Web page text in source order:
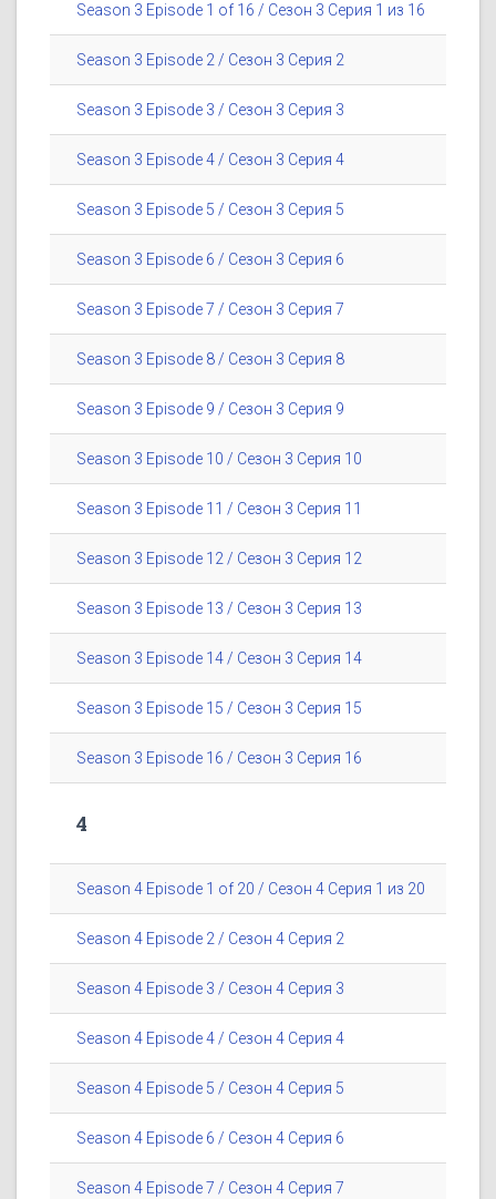
Season 3 Episode 1 of 16 / Сезон 3 Серия 1 из 16
Season 3 Episode 2 / Сезон 3 Серия 2
Season 3 Episode 3 / Сезон 3 Серия 3
Season 3 Episode 4 / Сезон 3 Серия 4
Season 3 Episode 5 / Сезон 3 Серия 5
Season 3 Episode 6 / Сезон 3 Серия 6
Season 3 Episode 7 / Сезон 3 Серия 7
Season 3 Episode 8 / Сезон 3 Серия 8
Season 3 Episode 9 / Сезон 3 Серия 9
Season 3 Episode 10 / Сезон 3 Серия 10
Season 3 Episode 11 / Сезон 3 Серия 11
Season 3 Episode 12 / Сезон 3 Серия 12
Season 3 Episode 13 / Сезон 3 Серия 13
Season 3 Episode 14 / Сезон 3 Серия 14
Season 3 Episode 15 / Сезон 3 Серия 15
Season 3 Episode 16 / Сезон 3 Серия 16
4
Season 4 Episode 1 of 20 / Сезон 4 Серия 1 из 20
Season 4 Episode 2 / Сезон 4 Серия 2
Season 4 Episode 3 / Сезон 4 Серия 3
Season 4 Episode 4 / Сезон 4 Серия 4
Season 4 Episode 5 / Сезон 4 Серия 5
Season 4 Episode 6 / Сезон 4 Серия 6
Season 4 Episode 7 / Сезон 4 Серия 7